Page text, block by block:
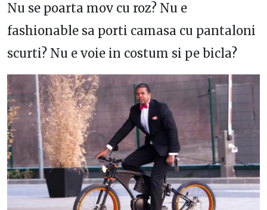
Nu se poarta mov cu roz? Nu e
fashionable sa porti camasa cu pantaloni
scurti? Nu e voie in costum si pe bicla?